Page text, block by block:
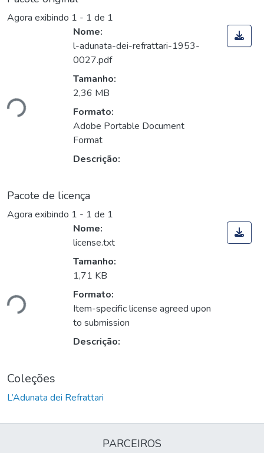
Agora exibindo 1 - 1 de 1
Nome:
l-adunata-dei-refrattari-1953-
0027.pdf
Tamanho:
2,36 MB
Formato:
Adobe Portable Document
Format
Descrição:
Pacote de licença
Agora exibindo 1 - 1 de 1
Nome:
license.txt
Tamanho:
1,71 KB
Formato:
Item-specific license agreed upon
to submission
Descrição:
Coleções
L’Adunata dei Refrattari
PARCEIROS